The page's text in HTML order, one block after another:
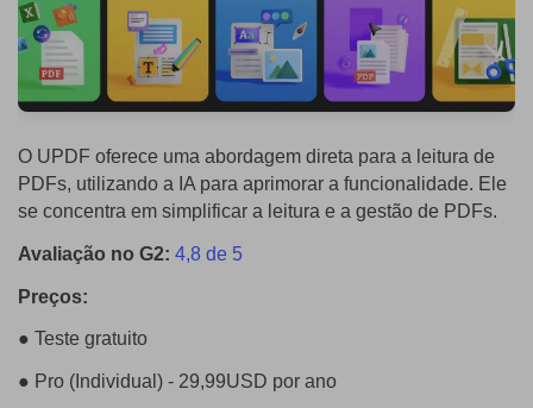
O UPDF oferece uma abordagem direta para a leitura de
PDFs, utilizando a IA para aprimorar a funcionalidade. Ele
se concentra em simplificar a leitura e a gestão de PDFs.
Avaliação no G2: 4,8 de 5
Preços:
● Teste gratuito
● Pro (Individual) - 29,99USD por ano